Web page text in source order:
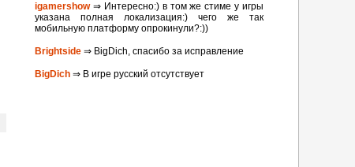
igamershow⇒ Интересно:) в том же стиме у игры
указана полная локализация:) чего же так
мобильную платформу опрокинули?:))
Brightside ⇒ BigDich, спасибо за исправление
BigDich ⇒ В игре русский отсутствует